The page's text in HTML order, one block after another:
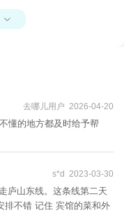
泉+宋
第六泉

去哪儿用户 2026-04-20
懂的地方都及时给予帮
s*d 2023-03-30
庐山东线。这条线第二天
排不错 记住 宾馆的菜和外